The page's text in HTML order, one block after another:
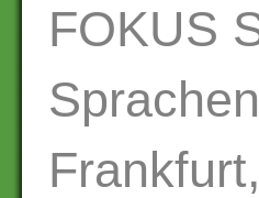
FOKUS